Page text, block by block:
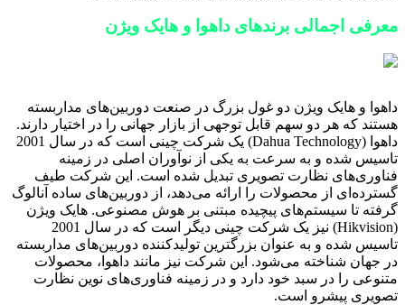
معرفی اجمالی برندهای داهوا و هایک ویژن
داهوا و هایک ویژن دو غول بزرگ در صنعت دوربین‌های مداربسته
هستند که هر دو سهم قابل توجهی از بازار جهانی را در اختیار دارند.
داهوا (Dahua Technology) یک شرکت چینی است که در سال 2001
تاسیس شده و به سرعت به یکی از نوآوران اصلی در زمینه
فناوری‌های نظارت تصویری تبدیل شده است. این شرکت طیف
گسترده‌ای از محصولات را ارائه می‌دهد، از دوربین‌های ساده آنالوگ
گرفته تا سیستم‌های پیچیده مبتنی بر هوش مصنوعی. هایک ویژن
(Hikvision) نیز یک شرکت چینی دیگر است که در سال 2001
تاسیس شده و به عنوان بزرگترین تولیدکننده دوربین‌های مداربسته
در جهان شناخته می‌شود. این شرکت نیز مانند داهوا، محصولات
متنوعی را در سبد خود دارد و در زمینه فناوری‌های نوین نظارت
تصویری پیشرو است.